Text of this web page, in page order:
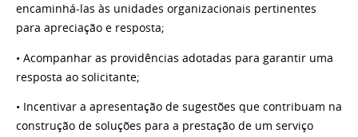
encaminhá-las às unidades organizacionais pertinentes
para apreciação e resposta;
• Acompanhar as providências adotadas para garantir uma
resposta ao solicitante;
• Incentivar a apresentação de sugestões que contribuam na
construção de soluções para a prestação de um serviço